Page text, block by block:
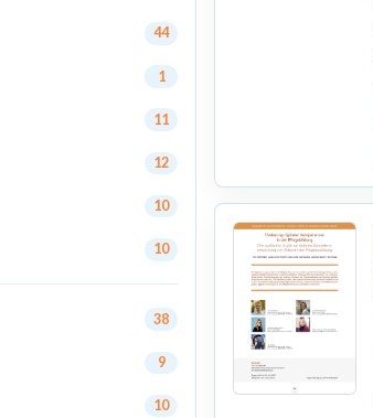
44
1
11
12
10
10
38
9
10